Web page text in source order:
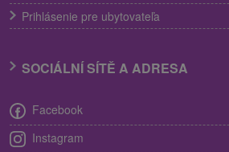
Prihlásenie pre ubytovateľa
SOCIÁLNÍ SÍTĚ A ADRESA
Facebook
Instagram